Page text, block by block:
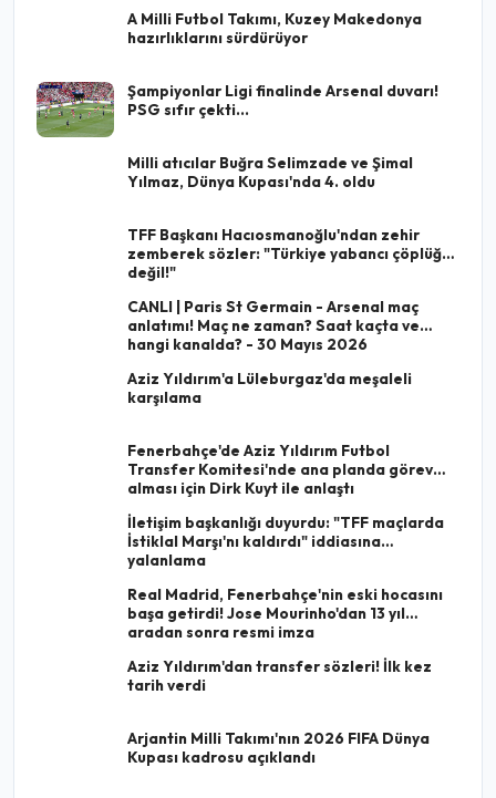
A Milli Futbol Takımı, Kuzey Makedonya
hazırlıklarını sürdürüyor
Şampiyonlar Ligi finalinde Arsenal duvarı!
PSG sıfır çekti...
Milli atıcılar Buğra Selimzade ve Şimal
Yılmaz, Dünya Kupası'nda 4. oldu
TFF Başkanı Hacıosmanoğlu'ndan zehir
zemberek sözler: "Türkiye yabancı çöplüğü
değil!"
CANLI | Paris St Germain - Arsenal maç
anlatımı! Maç ne zaman? Saat kaçta ve
hangi kanalda? - 30 Mayıs 2026
Aziz Yıldırım'a Lüleburgaz'da meşaleli
karşılama
Fenerbahçe'de Aziz Yıldırım Futbol
Transfer Komitesi'nde ana planda görev
alması için Dirk Kuyt ile anlaştı
İletişim başkanlığı duyurdu: "TFF maçlarda
İstiklal Marşı'nı kaldırdı" iddiasına
yalanlama
Real Madrid, Fenerbahçe'nin eski hocasını
başa getirdi! Jose Mourinho'dan 13 yıl
aradan sonra resmi imza
Aziz Yıldırım'dan transfer sözleri! İlk kez
tarih verdi
Arjantin Milli Takımı'nın 2026 FIFA Dünya
Kupası kadrosu açıklandı